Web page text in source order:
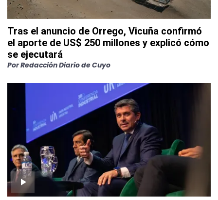
Tras el anuncio de Orrego, Vicuña confirmó
el aporte de US$ 250 millones y explicó cómo
se ejecutará
PorRedacción Diario de Cuyo